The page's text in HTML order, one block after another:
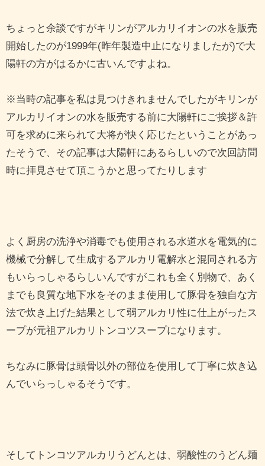
ちょっと余談ですがキリンがアルカリイオンの水を販売
開始したのが1999年(昨年製造中止になりましたが)で大
陽軒の方がはるかに古いんですよね。
※当時の記事を私は見つけきれませんでしたがキリンが
アルカリイオンの水を販売する前に大陽軒にご挨拶＆許
可を求めに来られて大将が快く応じたということがあっ
たそうで、その記事は大陽軒にあるらしいので次回訪問
時に拝見させて頂こうかと思ってたりします
よく厨房の洗浄や消毒でも使用される水道水を電気的に
機械で分解して生成するアルカリ電解水と混同される方
もいらっしゃるらしいんですがこれも全く別物で、あく
までも良質な地下水をそのまま使用して豚骨を独自な方
法で炊き上げた結果として弱アルカリ性に仕上がったス
ープが元祖アルカリトンコツスープになります。
ちなみに豚骨は頭骨以外の部位を使用して丁寧に炊き込
んでいらっしゃるそうです。
そしてトンコツアルカリうどんとは、弱酸性のうどん麺